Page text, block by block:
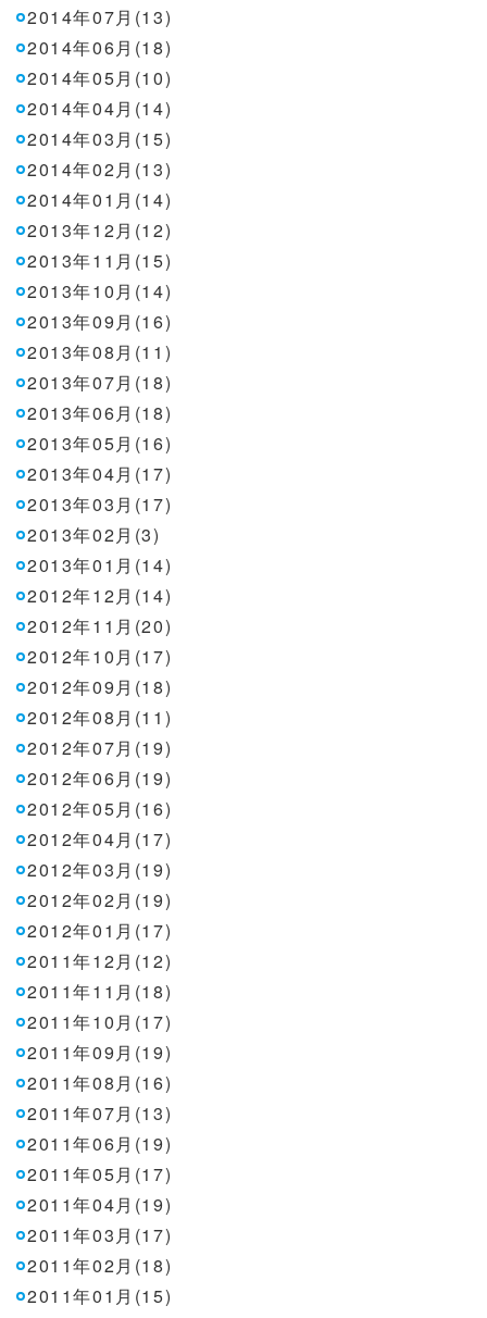
2014年07月(13)
2014年06月(18)
2014年05月(10)
2014年04月(14)
2014年03月(15)
2014年02月(13)
2014年01月(14)
2013年12月(12)
2013年11月(15)
2013年10月(14)
2013年09月(16)
2013年08月(11)
2013年07月(18)
2013年06月(18)
2013年05月(16)
2013年04月(17)
2013年03月(17)
2013年02月(3)
2013年01月(14)
2012年12月(14)
2012年11月(20)
2012年10月(17)
2012年09月(18)
2012年08月(11)
2012年07月(19)
2012年06月(19)
2012年05月(16)
2012年04月(17)
2012年03月(19)
2012年02月(19)
2012年01月(17)
2011年12月(12)
2011年11月(18)
2011年10月(17)
2011年09月(19)
2011年08月(16)
2011年07月(13)
2011年06月(19)
2011年05月(17)
2011年04月(19)
2011年03月(17)
2011年02月(18)
2011年01月(15)